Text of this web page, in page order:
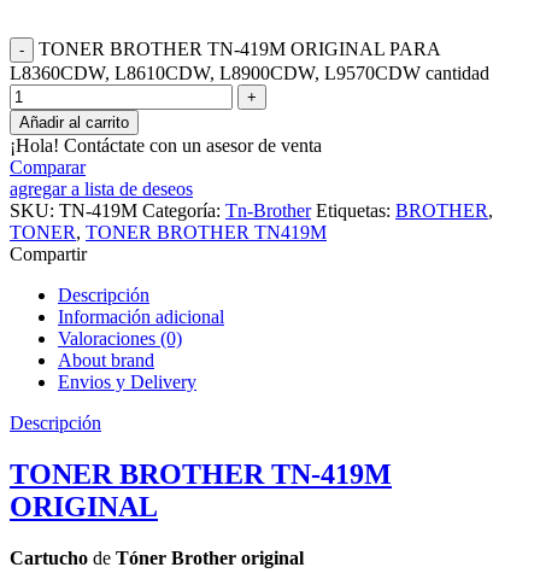
TONER BROTHER TN-419M ORIGINAL PARA
L8360CDW, L8610CDW, L8900CDW, L9570CDW cantidad
Añadir al carrito
¡Hola! Contáctate con un asesor de venta
Comparar
agregar a lista de deseos
SKU: TN-419M Categoría: Tn-Brother Etiquetas: BROTHER,
TONER, TONER BROTHER TN419M
Compartir
Descripción
Información adicional
Valoraciones (0)
About brand
Envios y Delivery
Descripción
TONER BROTHER TN-419M
ORIGINAL
Cartucho de Tóner Brother original